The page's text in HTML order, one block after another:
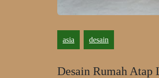
asia desain
Desain Rumah Atap